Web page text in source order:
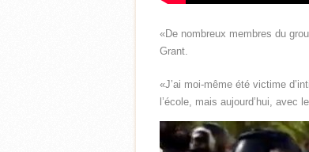
«De nombreux membres du
Grant.
«J’ai moi-même été victime
l’école, mais aujourd’hui,